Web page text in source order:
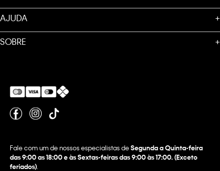
AJUDA +
SOBRE +
Fale com um de nossos especialistas deSegunda a Quinta-feira
das 9:00 as 18:00 e às Sextas-feiras das 9:00 às 17:00. (Exceto
feriados)